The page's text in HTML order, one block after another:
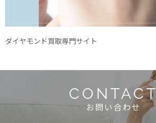
ダイヤモンド買取専門サイト
CONTACT
お問い合わせ